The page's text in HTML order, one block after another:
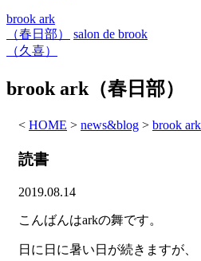
brook ark
（春日部）
salon de brook
（久喜）
brook ark（春日部）
< HOME > news&blog > brook
読書
2019.08.14
こんばんはarkの舞です。
日に日に暑い日が続きますが、